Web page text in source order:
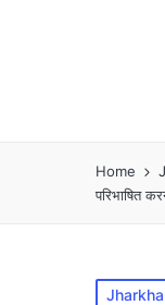
Home
परिभाषित
Posted